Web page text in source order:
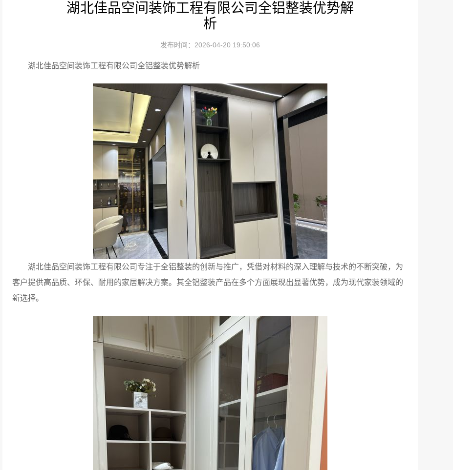
湖北佳品空间装饰工程有限公司全铝整装优势解
析
发布时间：2026-04-20 19:50:06
湖北佳品空间装饰工程有限公司全铝整装优势解析
湖北佳品空间装饰工程有限公司专注于全铝整装的创新与推广，凭借对材料的深入理解与技术的不断突破，为
客户提供高品质、环保、耐用的家居解决方案。其全铝整装产品在多个方面展现出显著优势，成为现代家装领域的
新选择。